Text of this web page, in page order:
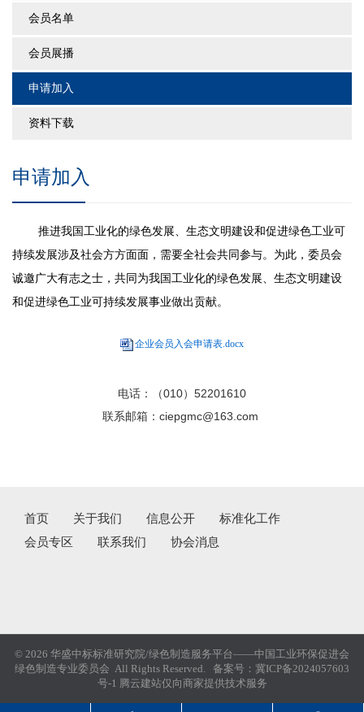
会员名单
会员展播
申请加入
资料下载
申请加入
推进我国工业化的绿色发展、生态文明建设和促进绿色工业可
持续发展涉及社会方方面面，需要全社会共同参与。为此，委员会
诚邀广大有志之士，共同为我国工业化的绿色发展、生态文明建设
和促进绿色工业可持续发展事业做出贡献。
企业会员入会申请表.docx
电话：（010）52201610
联系邮箱：ciepgmc@163.com
首页 关于我们 信息公开
标准化工作
会员专区
联系我们 协会消息
© 2026 华盛中标标准研究院/绿色制造服务平台——中国工业环保促进会
绿色制造专业委员会 All Rights Reserved. 备案号： 冀ICP备2024057603
号-1 腾云建站仅向商家提供技术服务